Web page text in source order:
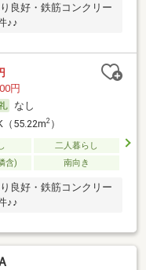
好・鉄筋コンクリー
♪♪
円
なし
（55.22m2）
二人暮らし
含) 南向き
好・鉄筋コンクリー
♪♪